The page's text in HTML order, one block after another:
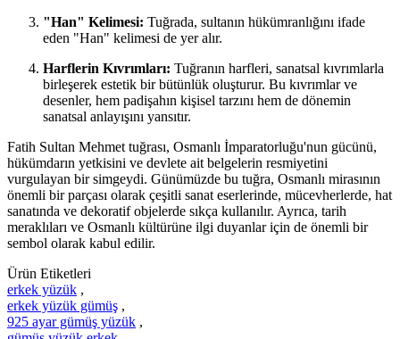
"Han" Kelimesi: Tuğrada, sultanın hükümranlığını ifade
eden "Han" kelimesi de yer alır.
Harflerin Kıvrımları: Tuğranın harfleri, sanatsal kıvrımlarla
birleşerek estetik bir bütünlük oluşturur. Bu kıvrımlar ve
desenler, hem padişahın kişisel tarzını hem de dönemin
sanatsal anlayışını yansıtır.
Fatih Sultan Mehmet tuğrası, Osmanlı İmparatorluğu'nun gücünü,
hükümdarın yetkisini ve devlete ait belgelerin resmiyetini
vurgulayan bir simgeydi. Günümüzde bu tuğra, Osmanlı mirasının
önemli bir parçası olarak çeşitli sanat eserlerinde, mücevherlerde, hat
sanatında ve dekoratif objelerde sıkça kullanılır. Ayrıca, tarih
meraklıları ve Osmanlı kültürüne ilgi duyanlar için de önemli bir
sembol olarak kabul edilir.
Ürün Etiketleri
erkek yüzük ,
erkek yüzük gümüş ,
925 ayar gümüş yüzük ,